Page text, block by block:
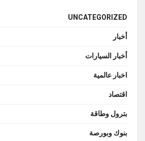
UNCATEGORIZED
أخبار
أخبار السيارات
اخبار عالمية
اقتصاد
بترول وطاقة
بنوك وبورصة